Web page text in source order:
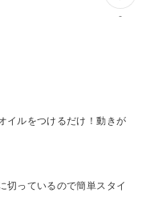
-
イルをつけるだけ！動きが
切っているので簡単スタイ